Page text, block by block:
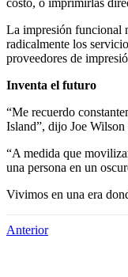
costo, o imprimirlas
La impresión funcional
radicalmente los
proveedores de
Inventa el futuro
“Me recuerdo
Island”, dijo Joe Wilson
“A medida que
una persona en un
Vivimos en una era
Anterior